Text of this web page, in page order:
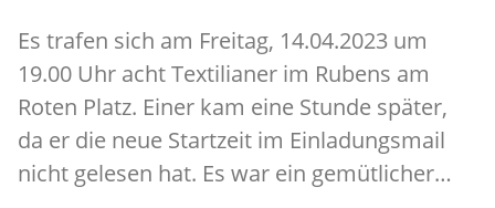
Es trafen sich am Freitag, 14.04.2023 um
19.00 Uhr acht Textilianer im Rubens am
Roten Platz. Einer kam eine Stunde später,
da er die neue Startzeit im Einladungsmail
nicht gelesen hat. Es war ein gemütlicher…